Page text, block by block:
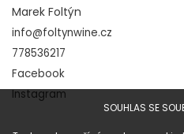
SOUHLAS SE
Marek Foltýn
info@foltynwine.cz
778536217
Facebook
Instagram